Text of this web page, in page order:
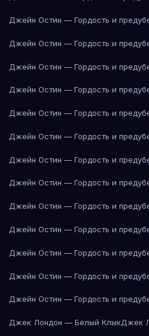
Джейн Остин — Гордость и
Джейн Остин — Гордость и
Джейн Остин — Гордость и
Джейн Остин — Гордость и
Джейн Остин — Гордость и
Джейн Остин — Гордость и
Джейн Остин — Гордость и
Джейн Остин — Гордость и
Джейн Остин — Гордость и
Джейн Остин — Гордость и
Джейн Остин — Гордость и
Джейн Остин — Гордость и
Джейн Остин — Гордость и
Джек Лондон — Белый КлыкДжек